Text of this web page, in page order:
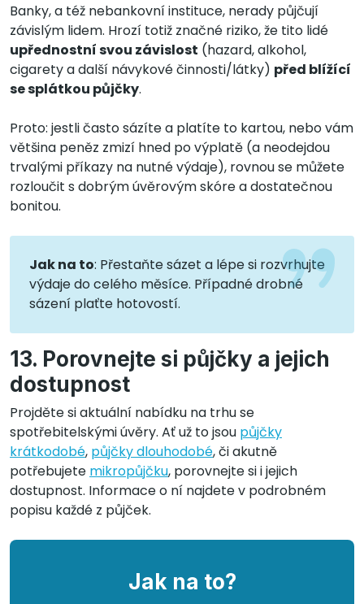
Banky, a též nebankovní instituce, nerady půjčují
závislým lidem. Hrozí totiž značné riziko, že tito lidé
upřednostní svou závislost (hazard, alkohol,
cigarety a další návykové činnosti/látky) před blížící
se splátkou půjčky.
Proto: jestli často sázíte a platíte to kartou, nebo vám
většina peněz zmizí hned po výplatě (a neodejdou
trvalými příkazy na nutné výdaje), rovnou se můžete
rozloučit s dobrým úvěrovým skóre a dostatečnou
bonitou.
Jak na to: Přestaňte sázet a lépe si rozvrhujte
výdaje do celého měsíce. Případné drobné
sázení plaťte hotovostí.
13. Porovnejte si půjčky a jejich
dostupnost
Projděte si aktuální nabídku na trhu se
spotřebitelskými úvěry. Ať už to jsou půjčky
krátkodobé, půjčky dlouhodobé, či akutně
potřebujete mikropůjčku, porovnejte si i jejich
dostupnost. Informace o ní najdete v podrobném
popisu každé z půjček.
Jak na to?